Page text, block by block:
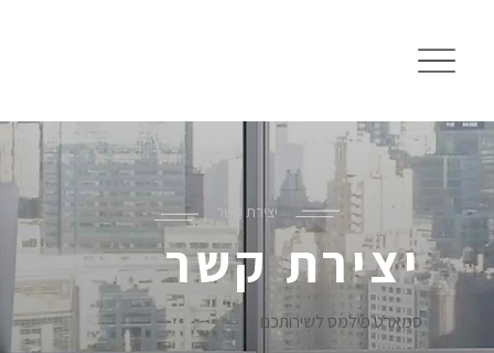
יצירת קשר
יצירת קשר
סמארט פילמס לשירותכם